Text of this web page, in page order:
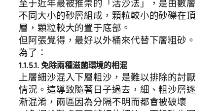
至于近年最被推崇的「活沙法」，是由數層
不同大小的砂層組成，顆粒較小的砂礫在頂
層，顆粒較大的置于底部。
但阿張覺得，最好以外桶來代替下層粗砂。
為了：
1.1.5.1. 免除兩種滋菌環境的相混
上層細沙混入下層粗沙，是難以排除的討厭
情況。這導致隨著日子過去，細、粗沙層逐
漸混淆，兩區因為分隔不明而都會被破壞